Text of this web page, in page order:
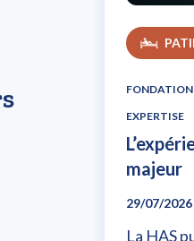
FONDATION
EXPERTISE
majeur
29/07/2026
La HAS